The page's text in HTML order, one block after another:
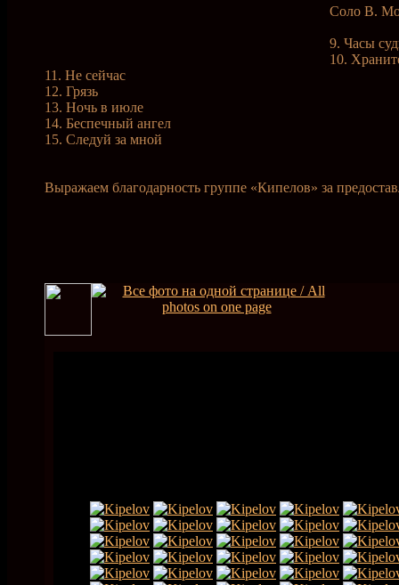
Соло В.
9. Часы
10.
11. Не сейчас
12. Грязь
13. Ночь в июле
14. Беспечный ангел
15. Следуй за мной
Выражаем благодарность группе «Кипелов» за